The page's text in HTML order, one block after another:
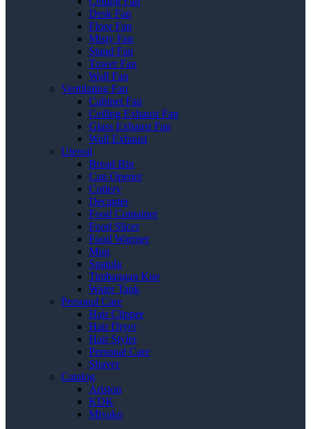
Desk Fan
Floor Fan
Misty Fan
Stand Fan
Tower Fan
Wall Fan
Ventilating Fan
Cabinet Fan
Ceiling Exhaust Fan
Glass Exhaust Fan
Wall Exhaust
Utensil
Bread Bin
Can Opener
Cutlery
Decanter
Food Container
Food Slicer
Food Warmer
Mug
Spatula
Timbangan Kue
Water Tank
Personal Care
Hair Clipper
Hair Dryer
Hair Styler
Personal Care
Shaver
Catalog
Ariston
KDK
Miyako